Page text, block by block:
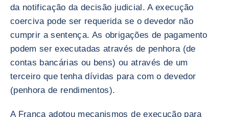
da notificação da decisão judicial. A execução
coerciva pode ser requerida se o devedor não
cumprir a sentença. As obrigações de pagamento
podem ser executadas através de penhora (de
contas bancárias ou bens) ou através de um
terceiro que tenha dívidas para com o devedor
(penhora de rendimentos).
A França adotou mecanismos de execução para